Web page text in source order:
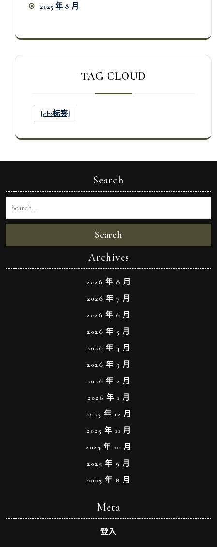
2025 年 8 月
TAG CLOUD
[db:标签]
Search
Search
Archives
2026 年 8 月
2026 年 7 月
2026 年 6 月
2026 年 5 月
2026 年 4 月
2026 年 3 月
2026 年 2 月
2026 年 1 月
2025 年 12 月
2025 年 11 月
2025 年 10 月
2025 年 9 月
2025 年 8 月
Meta
登入